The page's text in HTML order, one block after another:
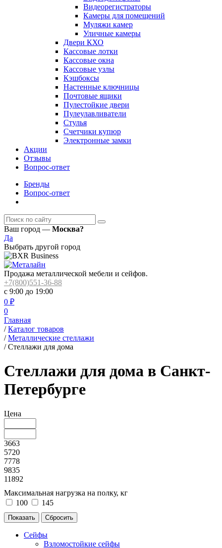
Видеорегистраторы
Камеры для помещений
Муляжи камер
Уличные камеры
Двери КХО
Кассовые лотки
Кассовые окна
Кассовые узлы
Кэшбоксы
Настенные ключницы
Почтовые ящики
Пулестойкие двери
Пулеулавливатели
Стулья
Счетчики купюр
Электронные замки
Акции
Отзывы
Вопрос-ответ
Бренды
Вопрос-ответ
Ваш город — Москва?
Да
Выбрать другой город
Продажа металлической мебели и сейфов.
+7(800)551-36-88
с 9:00 до 19:00
0 ₽
0
Главная
/ Каталог товаров
/ Металлические стеллажи
/ Стеллажи для дома
Стеллажи для дома в Санкт-
Петербурге
Цена
3663
5720
7778
9835
11892
Максимальная нагрузка на полку, кг
100
145
Сейфы
Взломостойкие сейфы